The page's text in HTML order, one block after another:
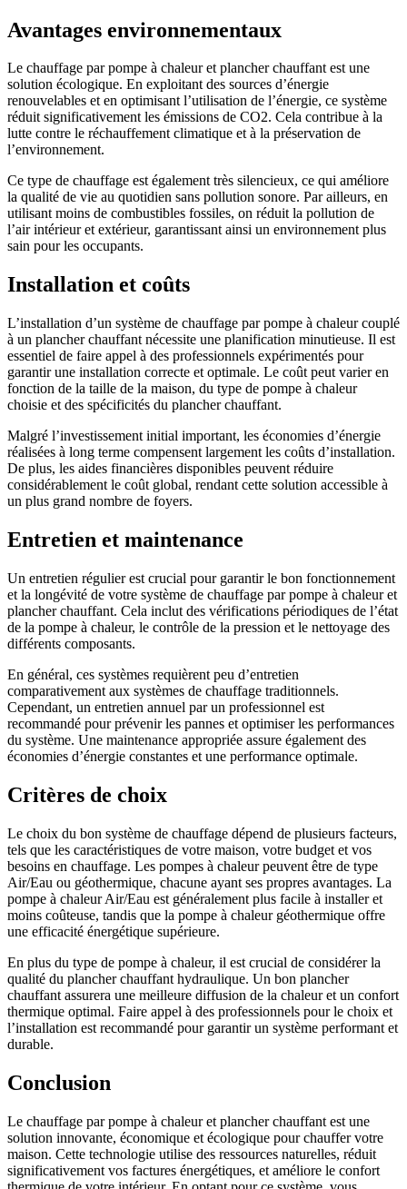
Avantages environnementaux
Le chauffage par pompe à chaleur et plancher chauffant est une
solution écologique. En exploitant des sources d’énergie
renouvelables et en optimisant l’utilisation de l’énergie, ce système
réduit significativement les émissions de CO2. Cela contribue à la
lutte contre le réchauffement climatique et à la préservation de
l’environnement.
Ce type de chauffage est également très silencieux, ce qui améliore
la qualité de vie au quotidien sans pollution sonore. Par ailleurs, en
utilisant moins de combustibles fossiles, on réduit la pollution de
l’air intérieur et extérieur, garantissant ainsi un environnement plus
sain pour les occupants.
Installation et coûts
L’installation d’un système de chauffage par pompe à chaleur couplé
à un plancher chauffant nécessite une planification minutieuse. Il est
essentiel de faire appel à des professionnels expérimentés pour
garantir une installation correcte et optimale. Le coût peut varier en
fonction de la taille de la maison, du type de pompe à chaleur
choisie et des spécificités du plancher chauffant.
Malgré l’investissement initial important, les économies d’énergie
réalisées à long terme compensent largement les coûts d’installation.
De plus, les aides financières disponibles peuvent réduire
considérablement le coût global, rendant cette solution accessible à
un plus grand nombre de foyers.
Entretien et maintenance
Un entretien régulier est crucial pour garantir le bon fonctionnement
et la longévité de votre système de chauffage par pompe à chaleur et
plancher chauffant. Cela inclut des vérifications périodiques de l’état
de la pompe à chaleur, le contrôle de la pression et le nettoyage des
différents composants.
En général, ces systèmes requièrent peu d’entretien
comparativement aux systèmes de chauffage traditionnels.
Cependant, un entretien annuel par un professionnel est
recommandé pour prévenir les pannes et optimiser les performances
du système. Une maintenance appropriée assure également des
économies d’énergie constantes et une performance optimale.
Critères de choix
Le choix du bon système de chauffage dépend de plusieurs facteurs,
tels que les caractéristiques de votre maison, votre budget et vos
besoins en chauffage. Les pompes à chaleur peuvent être de type
Air/Eau ou géothermique, chacune ayant ses propres avantages. La
pompe à chaleur Air/Eau est généralement plus facile à installer et
moins coûteuse, tandis que la pompe à chaleur géothermique offre
une efficacité énergétique supérieure.
En plus du type de pompe à chaleur, il est crucial de considérer la
qualité du plancher chauffant hydraulique. Un bon plancher
chauffant assurera une meilleure diffusion de la chaleur et un confort
thermique optimal. Faire appel à des professionnels pour le choix et
l’installation est recommandé pour garantir un système performant et
durable.
Conclusion
Le chauffage par pompe à chaleur et plancher chauffant est une
solution innovante, économique et écologique pour chauffer votre
maison. Cette technologie utilise des ressources naturelles, réduit
significativement vos factures énergétiques, et améliore le confort